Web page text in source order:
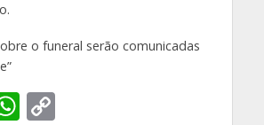
o funeral serão comunicadas
W C